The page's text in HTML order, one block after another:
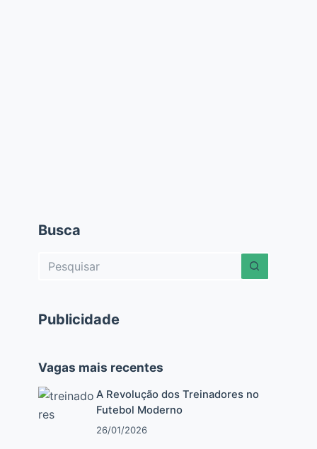
Busca
Sem
Publicidade
Vagas mais recentes
A Revolução dos Treinadores no
Futebol Moderno
26/01/2026